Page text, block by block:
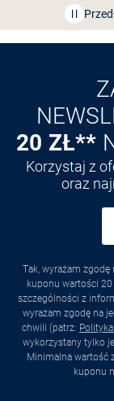
20 ZŁ**
Korzystaj z
oraz
Tak, wyrażam
kuponu wartości 20
szczególności z
wyrażam zgodę na
chwili (patrz:
wykorzystany tylko
Minimalna wartość
kuponu